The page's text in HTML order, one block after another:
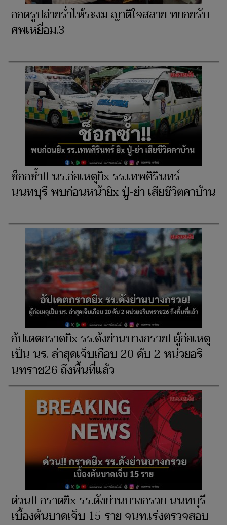
กอดรูปถ่ายร่ำไห้ระงม ญาติใจสลาย ทยอยรับ
ศพเหยื่อม.3
ช็อกซ้ำ!! นร.ก่อเหตุยิx รร.เทพศิรินทร์
นนทบุรี พบก่อนหน้ายิx ปู่-ย่า เสียชีวิตคาบ้าน
อัปเดตกราดยิx รร.ดังย่านบางกรวย! ผู้ก่อเหตุ
เป็น นร. ล่าสุดเจ็บเกือบ 20 ดับ 2 หน่วยอริ
นทราช26 ถึงพื้นที่แล้ว
ด่วน!! กราดยิx รร.ดังย่านบางกรวย นนทบุรี
เบื้องต้นบาดเจ็บ 15 ราย จนท.เร่งตรวจสอบ